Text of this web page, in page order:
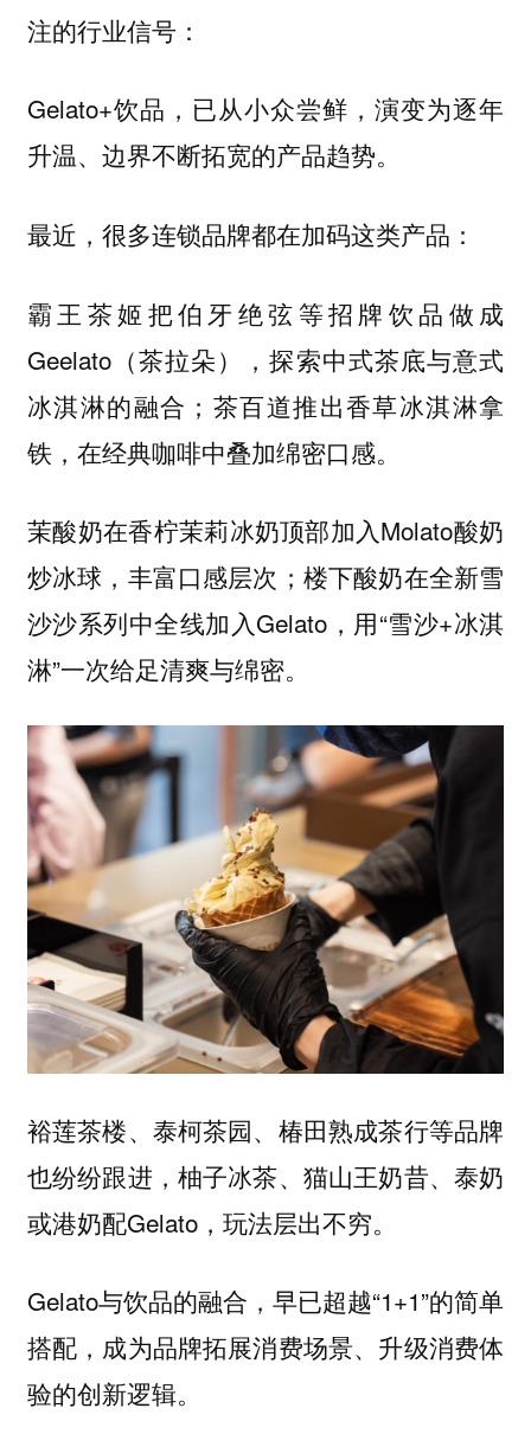
注的行业信号：
Gelato+饮品，已从小众尝鲜，演变为逐年
升温、边界不断拓宽的产品趋势。
最近，很多连锁品牌都在加码这类产品：
霸王茶姬 把伯牙绝弦等招牌饮品做成
Geelato（茶拉朵），探索中式茶底与意式
冰淇淋的融合； 茶百道推出香草冰淇淋拿
铁，在经典咖啡中叠加绵密口感。
茉酸奶在香柠茉莉冰奶顶部加入Molato酸奶
炒冰球，丰富口感层次； 楼下酸奶在全新雪
沙沙系列中全线加入Gelato，用“雪沙+冰淇
淋”一次给足清爽与绵密。
裕莲茶楼、泰柯茶园、椿田熟成茶行等品牌
也纷纷跟进，柚子冰茶、猫山王奶昔、泰奶
或港奶配Gelato，玩法层出不穷。
Gelato与饮品的融合，早已超越“1+1”的简单
搭配，成为品牌拓展消费场景、升级消费体
验的创新逻辑。